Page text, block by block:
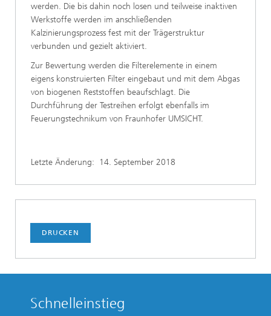
werden. Die bis dahin noch losen und teilweise inaktiven
Werkstoffe werden im anschließenden
Kalzinierungsprozess fest mit der Trägerstruktur
verbunden und gezielt aktiviert.
Zur Bewertung werden die Filterelemente in einem
eigens konstruierten Filter eingebaut und mit dem Abgas
von biogenen Reststoffen beaufschlagt. Die
Durchführung der Testreihen erfolgt ebenfalls im
Feuerungstechnikum von Fraunhofer UMSICHT.
Letzte Änderung: 14. September 2018
DRUCKEN
Schnelleinstieg